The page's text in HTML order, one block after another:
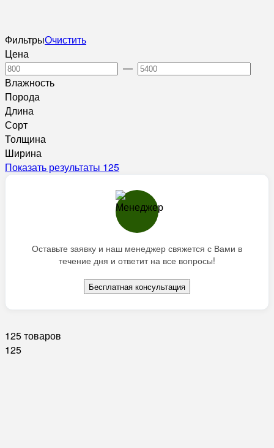
ФильтрыОчистить
Цена
—
Влажность
Порода
Длина
Сорт
Толщина
Ширина
Показать результаты 125
Оставьте заявку и наш менеджер свяжется с Вами в
течение дня и ответит на все вопросы!
Бесплатная консультация
125 товаров
125